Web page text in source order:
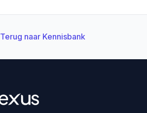
Terug naar Kennisbank